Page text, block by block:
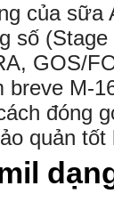
của sữa
số
GOS/
M-
đóng
quản tốt